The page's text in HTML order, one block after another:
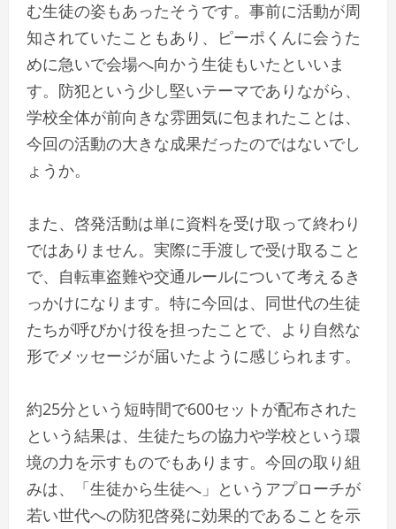
む生徒の姿もあったそうです。事前に活動が周
知されていたこともあり、ピーポくんに会うた
めに急いで会場へ向かう生徒もいたといいま
す。防犯という少し堅いテーマでありながら、
学校全体が前向きな雰囲気に包まれたことは、
今回の活動の大きな成果だったのではないでし
ょうか。
また、啓発活動は単に資料を受け取って終わり
ではありません。実際に手渡しで受け取ること
で、自転車盗難や交通ルールについて考えるき
っかけになります。特に今回は、同世代の生徒
たちが呼びかけ役を担ったことで、より自然な
形でメッセージが届いたように感じられます。
約25分という短時間で600セットが配布された
という結果は、生徒たちの協力や学校という環
境の力を示すものでもあります。今回の取り組
みは、「生徒から生徒へ」というアプローチが
若い世代への防犯啓発に効果的であることを示